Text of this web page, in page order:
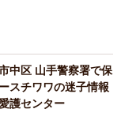
中区 山手警察署で保
スチワワの迷子情報
護センター